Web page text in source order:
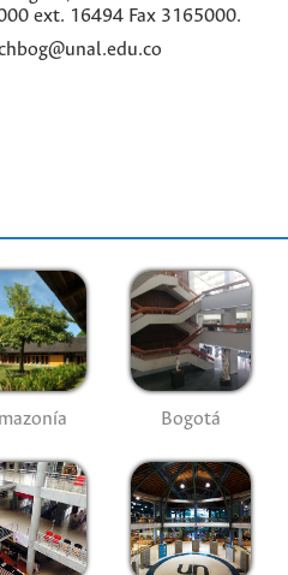
ext. 16494 Fax 3165000.
Bogotá